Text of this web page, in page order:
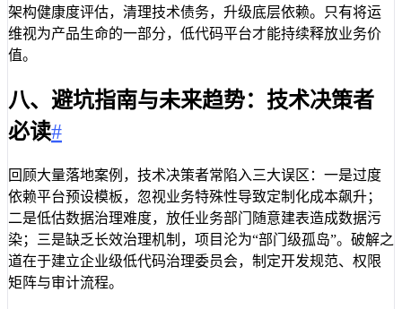
架构健康度评估，清理技术债务，升级底层依赖。只有将运
维视为产品生命的一部分，低代码平台才能持续释放业务价
值。
八、避坑指南与未来趋势：技术决策者
必读#
回顾大量落地案例，技术决策者常陷入三大误区：一是过度
依赖平台预设模板，忽视业务特殊性导致定制化成本飙升；
二是低估数据治理难度，放任业务部门随意建表造成数据污
染；三是缺乏长效治理机制，项目沦为“部门级孤岛”。破解之
道在于建立企业级低代码治理委员会，制定开发规范、权限
矩阵与审计流程。